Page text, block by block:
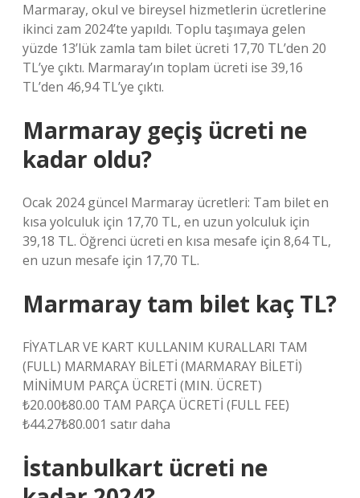
Marmaray, okul ve bireysel hizmetlerin ücretlerine
ikinci zam 2024’te yapıldı. Toplu taşımaya gelen
yüzde 13’lük zamla tam bilet ücreti 17,70 TL’den 20
TL’ye çıktı. Marmaray’ın toplam ücreti ise 39,16
TL’den 46,94 TL’ye çıktı.
Marmaray geçiş ücreti ne
kadar oldu?
Ocak 2024 güncel Marmaray ücretleri: Tam bilet en
kısa yolculuk için 17,70 TL, en uzun yolculuk için
39,18 TL. Öğrenci ücreti en kısa mesafe için 8,64 TL,
en uzun mesafe için 17,70 TL.
Marmaray tam bilet kaç TL?
FİYATLAR VE KART KULLANIM KURALLARI TAM
(FULL) MARMARAY BİLETİ (MARMARAY BİLETİ)
MİNİMUM PARÇA ÜCRETİ (MIN. ÜCRET)
₺20.00₺80.00 TAM PARÇA ÜCRETİ (FULL FEE)
₺44.27₺80.001 satır daha
İstanbulkart ücreti ne